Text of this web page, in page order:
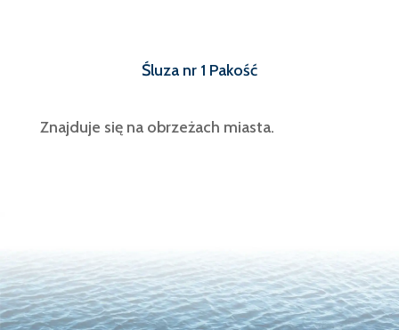
Śluza nr 1 Pakość
Znajduje się na obrzeżach miasta.